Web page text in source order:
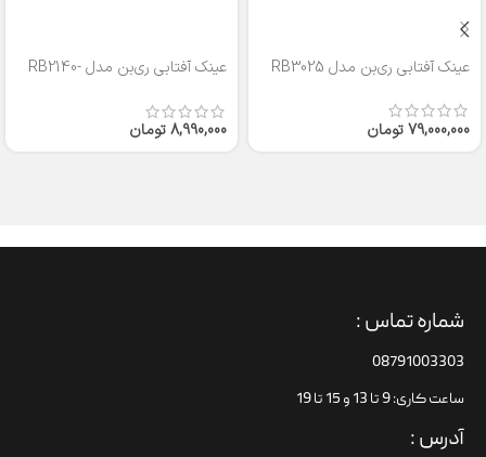
عینک آفتابی ری‌بن مدل RB3025
79,000,000تومان
عینک آفتابی ری‌بن مدل RB2140-
8,990,000تومان
شماره تماس :
08791003303
ساعت کاری: 9 تا 13 و 15 تا 19
آدرس :